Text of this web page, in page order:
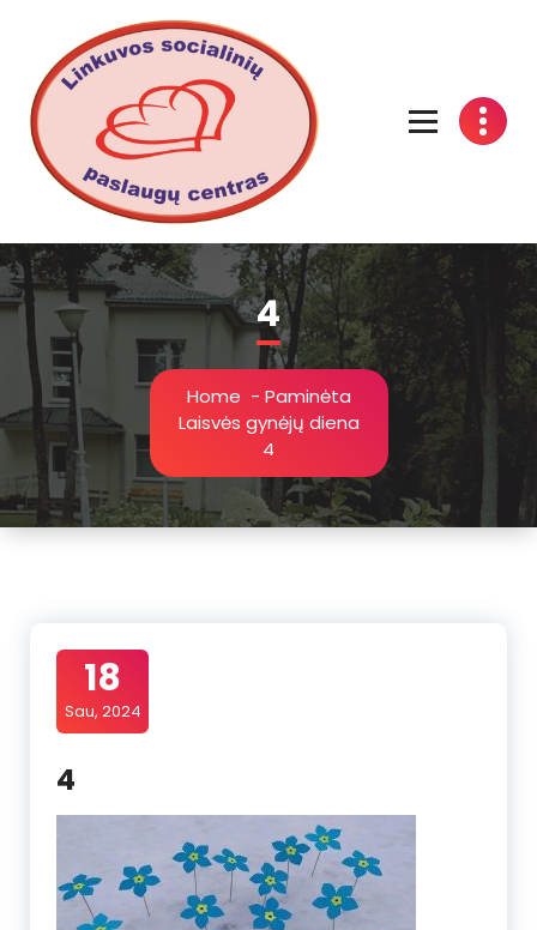
4
Home - Paminėta
Laisvės gynėjų diena
4
18
Sau, 2024
4